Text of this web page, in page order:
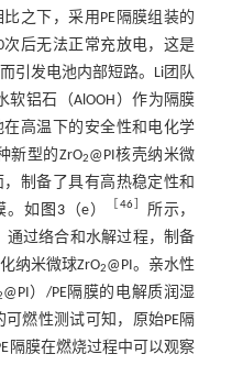
比之下，采用PE隔膜组装的
后无法正常充放电，这是
引发电池内部短路。Li团队
软铝石（AlOOH）作为隔膜
高温下的安全性和电化学
新型的ZrO2@PI核壳纳米微
制备了具有高热稳定性和
。如 图3（e） ［46］
所示，
通过络合和水解过程，制备
纳米微球ZrO2@PI。亲水性
@PI）/PE隔膜的电解质润湿
可燃性测试可知，原始PE隔
隔膜在燃烧过程中可以观察